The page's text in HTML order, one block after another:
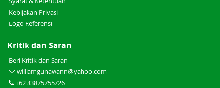
Kebijakan Privasi
Logo Referensi
Kritik dan Saran
Beri Kritik dan Saran
williamgunawann@yahoo.com
+62 83875755726